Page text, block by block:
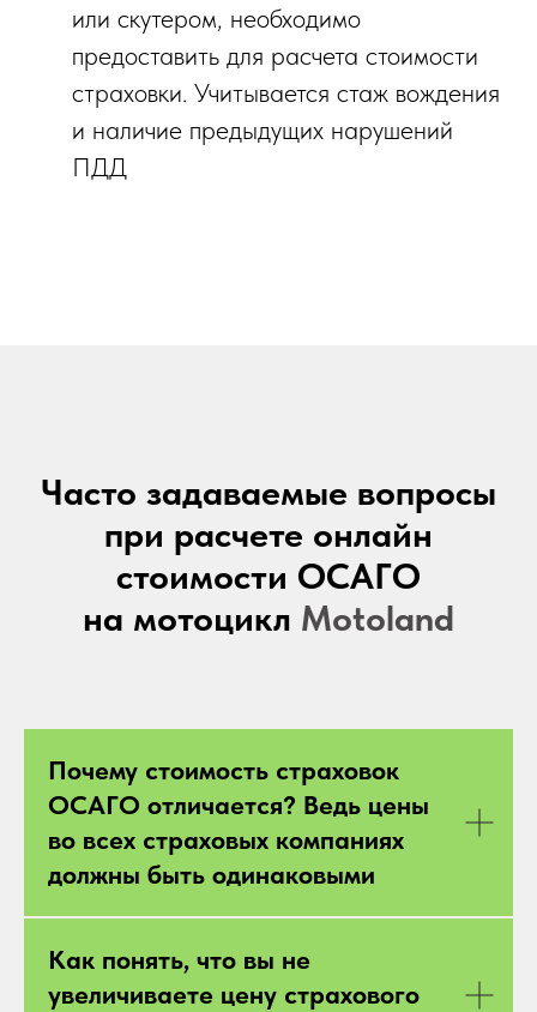
или скутером, необходимо
предоставить для расчета стоимости
страховки. Учитывается стаж вождения
и наличие предыдущих нарушений
ПДД
Часто задаваемые вопросы
при расчете онлайн
стоимости ОСАГО
на мотоцикл Motoland
Почему стоимость страховок
ОСАГО отличается? Ведь цены
во всех страховых компаниях
должны быть одинаковыми
Как понять, что вы не
увеличиваете цену страхового